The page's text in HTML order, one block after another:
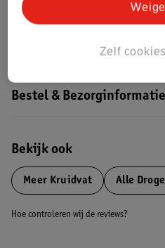
Dit
Impact
Bestel & Bezorginformatie
Bekijk ook
Meer Kruidvat Alle
Hoe controleren wij de reviews?
Zelf